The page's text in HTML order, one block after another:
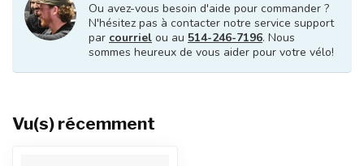
Ou avez-vous besoin d'aide pour commander ?
N'hésitez pas à contacter notre service support
par courriel ou au 514-246-7196. Nous
sommes heureux de vous aider pour votre vélo!
Vu(s) récemment